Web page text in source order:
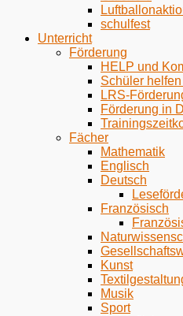
schulfest
Unterricht
Förderung
HELP und
Schüler
LRS-
Förderung in
Fächer
Mathematik
Englisch
Deutsch
Französisch
Kunst
Musik
Sport